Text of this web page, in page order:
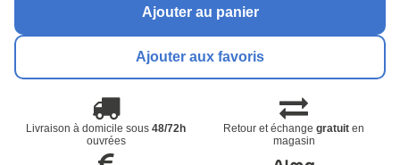
Ajouter au panier
Ajouter aux favoris
Livraison à domicile sous48/72h
ouvrées
Retour et échangegratuit en
magasin